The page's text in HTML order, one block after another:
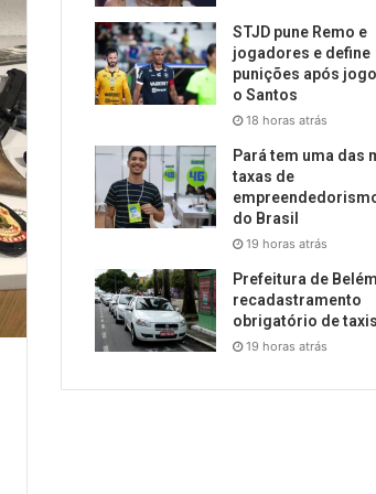
STJD pune Remo e
jogadores e define
punições após
o Santos
18 horas atrás
Pará tem uma das
taxas de
do Brasil
19 horas atrás
Prefeitura de
recadastramento
obrigatório de
19 horas atrás